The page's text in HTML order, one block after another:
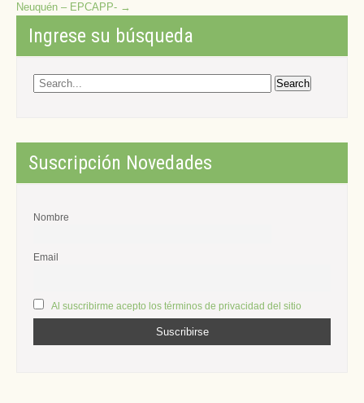
Neuquén – EPCAPP- →
Ingrese su búsqueda
Suscripción Novedades
Nombre
Email
Al suscribirme acepto los términos de privacidad del sitio